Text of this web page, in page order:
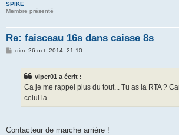
SPIKE
Membre présenté
Re: faisceau 16s dans caisse 8s
Mdim. 26 oct. 2014, 21:10
viper01 a écrit :
Ca je me rappel plus du tout... Tu as la RTA ?
celui la.
Contacteur de marche arrière !